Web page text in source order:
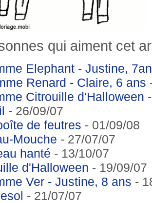
qui aiment cet
Elephant - Justine,
Renard - Claire, 6 ans
Citrouille d'Halloween
- 26/09/07
de feutres - 01/09/08
Mouche - 27/07/07
hanté - 13/10/07
d'Halloween - 19/09/07
Ver - Justine, 8 ans -
- 21/07/07